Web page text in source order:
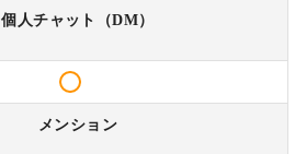
個人チャット（DM）
メンション